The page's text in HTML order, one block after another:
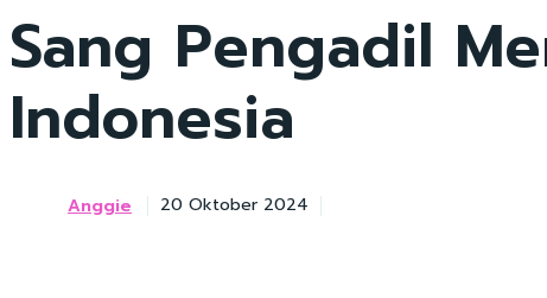
Sang Pengadil
Indonesia
Anggie 20 Oktober 2024